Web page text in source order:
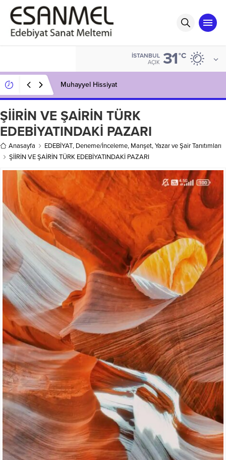
İSTANBUL
AÇIK 31°C
Muhayyel Hissiyat
ŞİİRİN VE ŞAİRİN TÜRK
EDEBİYATINDAKİ PAZARI
Anasayfa EDEBİYAT, Deneme/İnceleme, Manşet,Yazar ve Şair Tanıtımları
ŞİİRİN VE ŞAİRİN TÜRK EDEBİYATINDAKİ PAZARI